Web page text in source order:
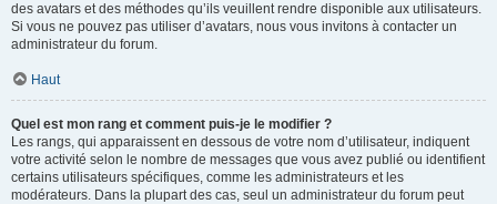
des avatars et des méthodes qu’ils veuillent rendre disponible aux utilisateurs.
Si vous ne pouvez pas utiliser d’avatars, nous vous invitons à contacter un
administrateur du forum.
Haut
Quel est mon rang et comment puis-je le modifier ?
Les rangs, qui apparaissent en dessous de votre nom d’utilisateur, indiquent
votre activité selon le nombre de messages que vous avez publié ou identifient
certains utilisateurs spécifiques, comme les administrateurs et les
modérateurs. Dans la plupart des cas, seul un administrateur du forum peut